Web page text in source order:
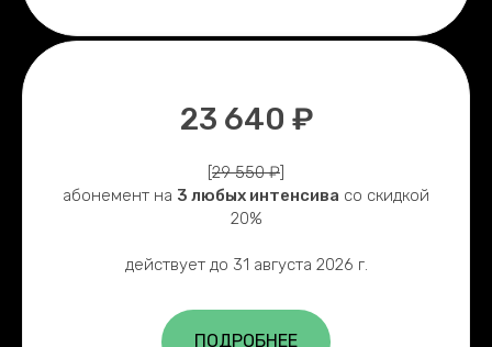
23 640 ₽
[29 550 ₽]
абонемент на 3 любых интенсива со скидкой
20%
действует до 31 августа 2026 г.
ПОДРОБНЕЕ